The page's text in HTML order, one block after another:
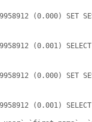
(0.000) SET
(0.001)
(0.000) SET
(0.001)